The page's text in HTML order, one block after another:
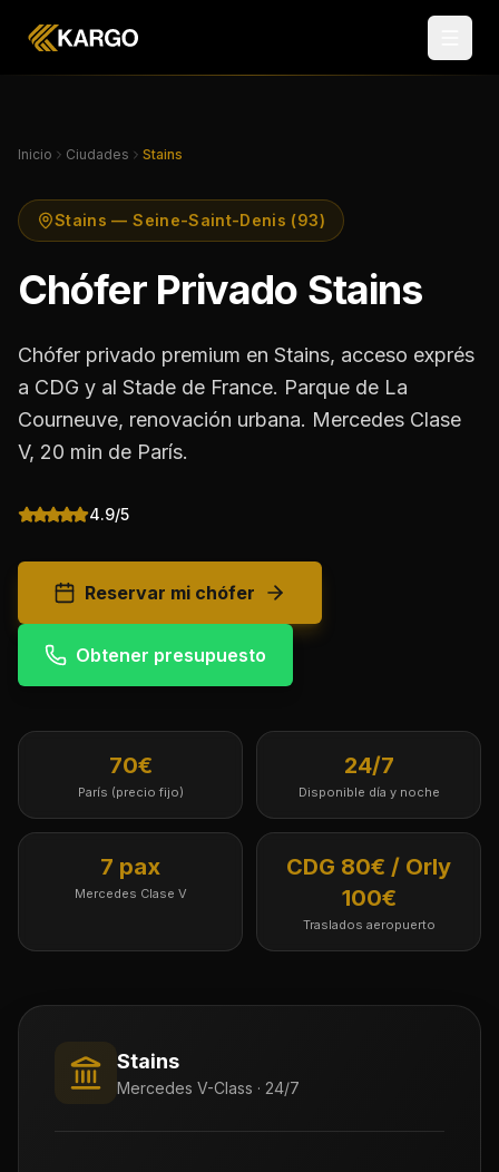
Inicio Ciudades Stains
Stains — Seine-Saint-Denis (93)
Chófer Privado Stains
Chófer privado premium en Stains, acceso exprés
a CDG y al Stade de France. Parque de La
Courneuve, renovación urbana. Mercedes Clase
V, 20 min de París.
4.9/5
Reservar mi chófer
Obtener presupuesto
70€
París (precio fijo)
24/7
Disponible día y noche
7 pax
Mercedes Clase V
CDG 80€ / Orly
100€
Traslados aeropuerto
Stains
Mercedes V-Class · 24/7